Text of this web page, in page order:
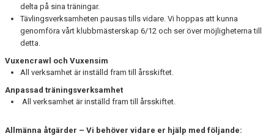
delta på sina träningar.
Tävlingsverksamheten pausas tills vidare. Vi hoppas att kunna
genomföra vårt klubbmästerskap 6/12 och ser över möjligheterna till
detta.
Vuxencrawl och Vuxensim
All verksamhet är inställd fram till årsskiftet.
Anpassad träningsverksamhet
All verksamhet är inställd fram till årsskiftet.
Allmänna åtgärder – Vi behöver vidare er hjälp med följande: